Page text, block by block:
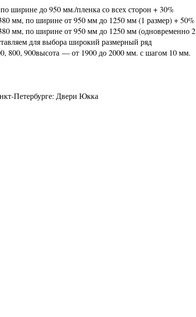
ширине до 950 мм./пленка со всех сторон + 30%
мм, по ширине от 950 мм до 1250 мм (1 размер) + 50%
мм, по ширине от 950 мм до 1250 мм (одновременно 2
для выбора широкий размерный ряд
800, 900высота — от 1900 до 2000 мм. с шагом 10 мм.
Петербурге: Двери Юкка